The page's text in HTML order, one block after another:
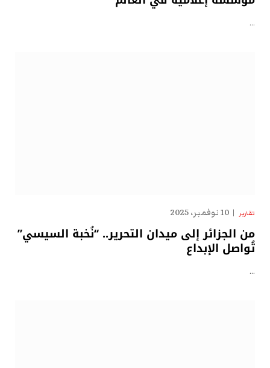
…
تقارير 10 نوفمبر، 2025
من الجزائر إلى ميدان التحرير.. “نُخبة السيسي”
تُواصل الإبداع
…